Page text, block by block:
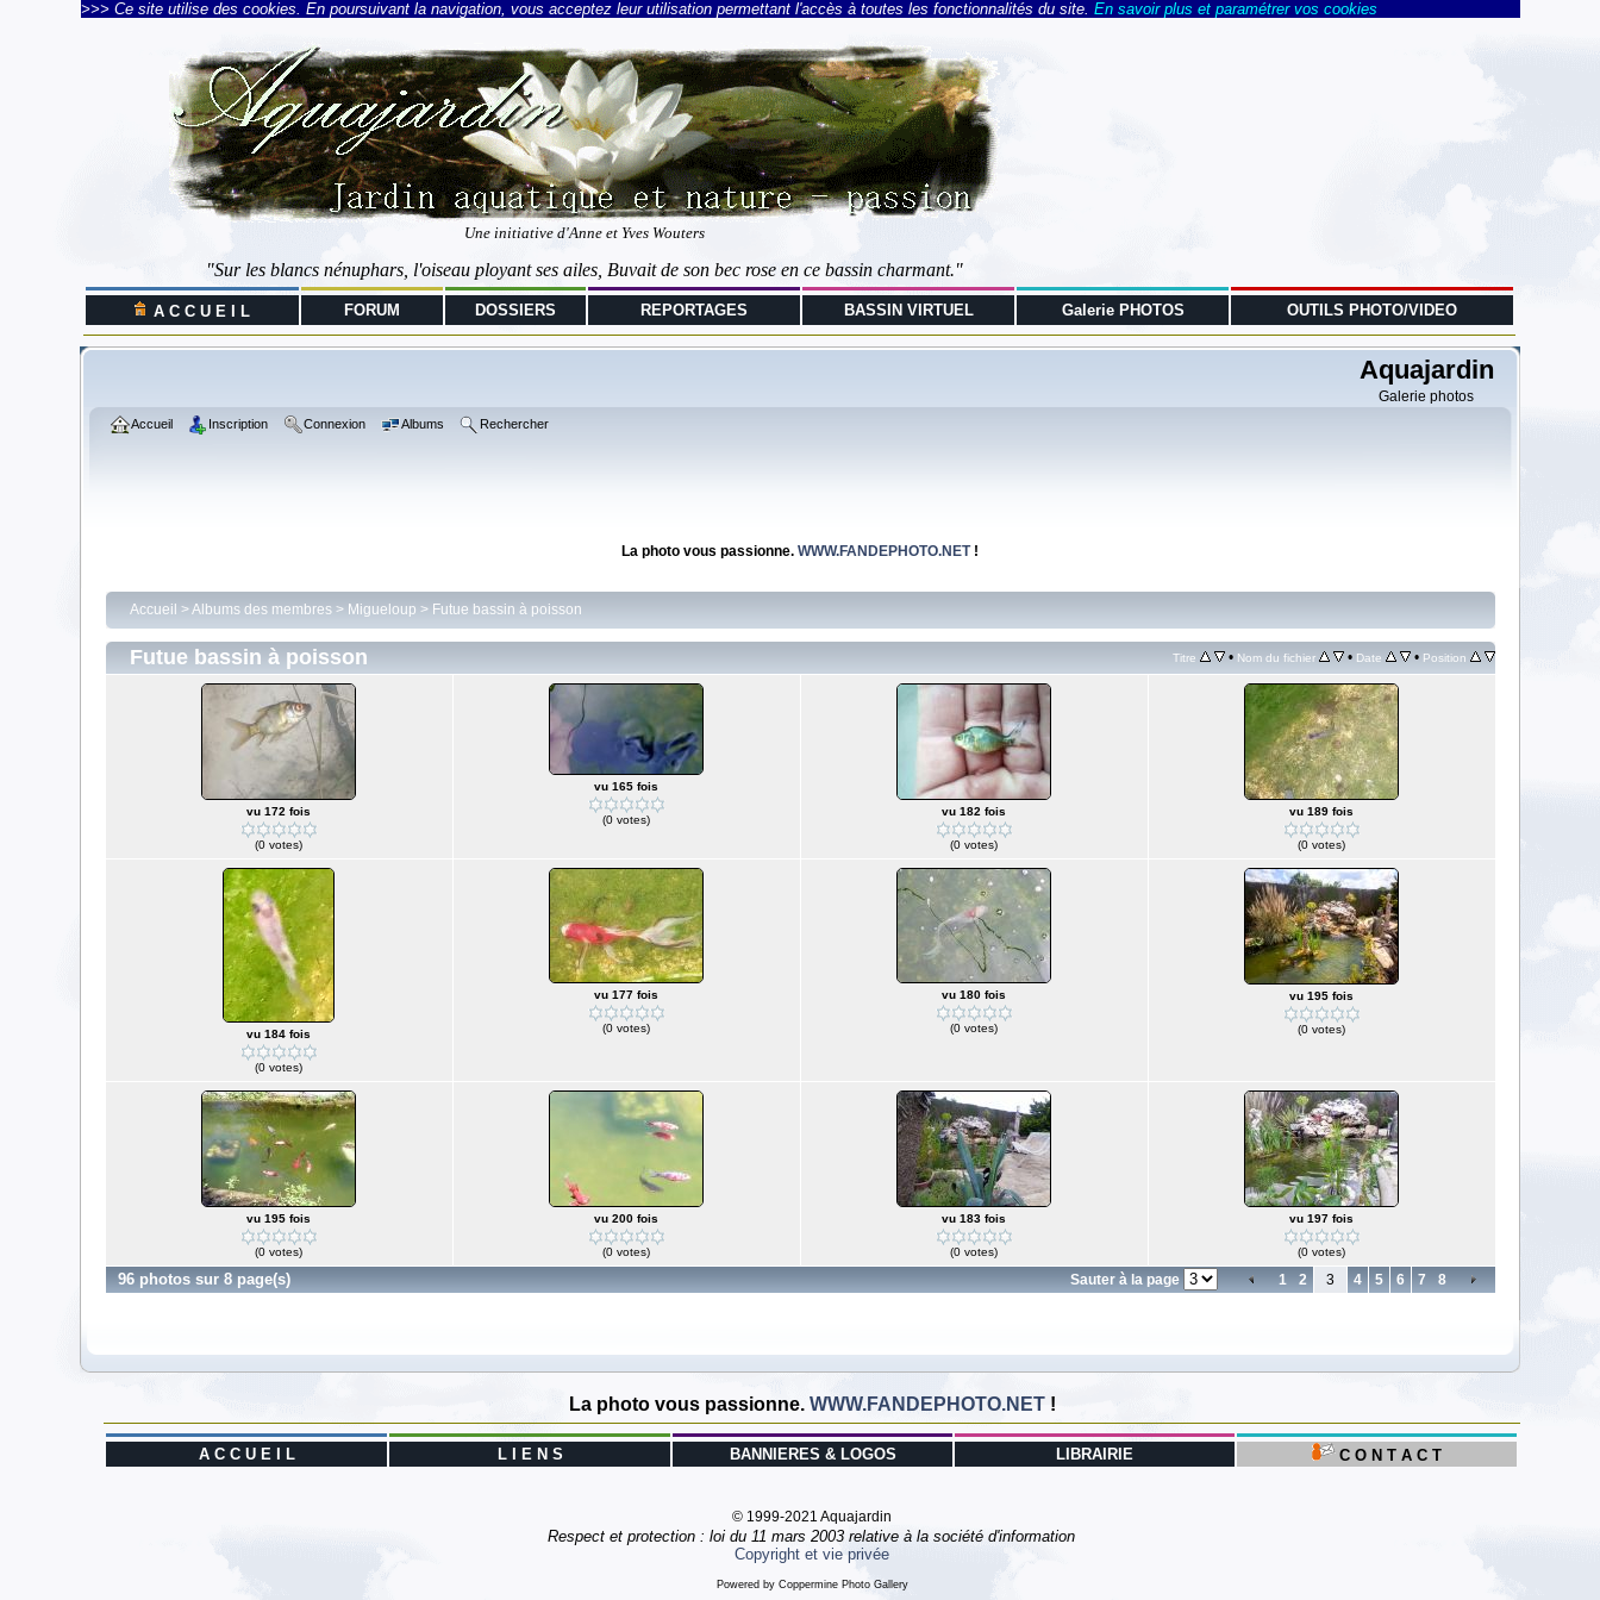
>>> Ce site utilise des cookies. En poursuivant la navigation, vous acceptez leur utilisation permettant l'accès à toutes les fonctionnalités du site. En savoir plus et paramétrer vos cookies
Une initiative d'Anne et Yves Wouters
"Sur les blancs nénuphars, l'oiseau ployant ses ailes, Buvait de son bec rose en ce bassin charmant."
A C C U E I L FORUM DOSSIERS REPORTAGES BASSIN VIRTUEL Galerie PHOTOS OUTILS PHOTO/VIDEO
Aquajardin
Galerie photos
Accueil Inscription Connexion Albums Rechercher
La photo vous passionne. WWW.FANDEPHOTO.NET!
Accueil >Albums des membres> Migueloup > Futue bassin à poisson
Futue bassin à poisson Titre • Nom du fichier • Date • Position
vu 172 fois
(0 votes)
vu 165 fois
(0 votes)
vu 182 fois
(0 votes)
vu 189 fois
(0 votes)
vu 184 fois
(0 votes)
vu 177 fois
(0 votes)
vu 180 fois
(0 votes)
vu 195 fois
(0 votes)
vu 195 fois
(0 votes)
vu 200 fois
(0 votes)
vu 183 fois
(0 votes)
vu 197 fois
(0 votes)
96 photos sur 8 page(s) Sauter à la page 1 2 3 4 5 6 7 8
La photo vous passionne. WWW.FANDEPHOTO.NET!
A C C U E I L L I E N S BANNIERES & LOGOS LIBRAIRIE C O N T A C T
© 1999-2021 Aquajardin
Respect et protection : loi du 11 mars 2003 relative à la société d'information
Copyright et vie privée
Powered by Coppermine Photo Gallery